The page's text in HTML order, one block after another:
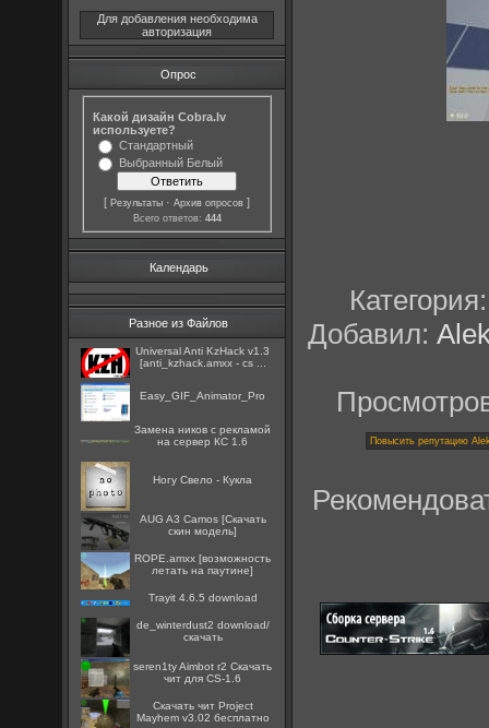
Для добавления необходима
авторизация
Опрос
Какой дизайн Cobra.lv
используете?
Стандартный
Выбранный Белый
[Результаты ·Архив опросов ]
Всего ответов: 444
Календарь
Разное из Файлов
Universal Anti KzHack v1.3
[anti_kzhack.amxx - cs ...
Easy_GIF_Animator_Pro
Замена ников с рекламой
на сервер КС 1.6
Ногу Свело - Кукла
AUG A3 Camos [Скачать
скин модель]
ROPE.amxx [возможность
летать на паутине]
Trayit 4.6.5 download
de_winterdust2 download/
скачать
seren1ty Aimbot r2 Скачать
чит для CS-1.6
Скачать чит Project
Mayhem v3.02 бесплатно
Добавил: